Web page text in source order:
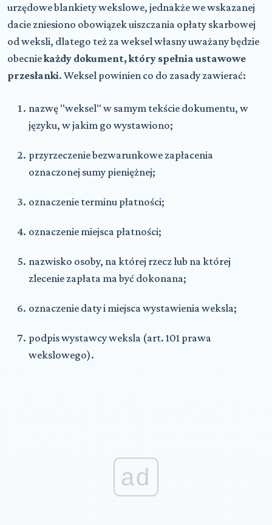
urzędowe blankiety wekslowe, jednakże we wskazanej
dacie zniesiono obowiązek uiszczania opłaty skarbowej
od weksli, dlatego też za weksel własny uważany będzie
obecniekażdy dokument, który spełnia ustawowe
przesłanki. Weksel powinien co do zasady zawierać:
nazwę "weksel" w samym tekście dokumentu, w
języku, w jakim go wystawiono;
przyrzeczenie bezwarunkowe zapłacenia
oznaczonej sumy pieniężnej;
oznaczenie terminu płatności;
oznaczenie miejsca płatności;
nazwisko osoby, na której rzecz lub na której
zlecenie zapłata ma być dokonana;
oznaczenie daty i miejsca wystawienia weksla;
podpis wystawcy weksla (art. 101 prawa
wekslowego).
ad